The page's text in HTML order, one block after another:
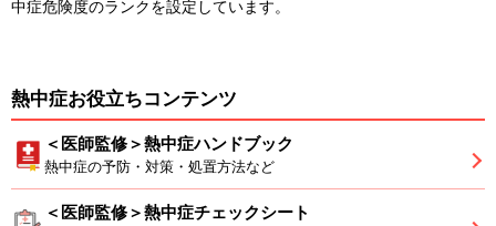
中症危険度のランクを設定しています。
熱中症お役立ちコンテンツ
＜医師監修＞熱中症ハンドブック
熱中症の予防・対策・処置方法など
＜医師監修＞熱中症チェックシート